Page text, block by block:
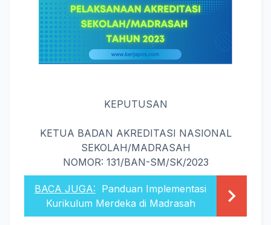
KEPUTUSAN
KETUA BADAN AKREDITASI NASIONAL
SEKOLAH/MADRASAH
NOMOR: 131/BAN-SM/SK/2023
BACA JUGA: Panduan Implementasi
Kurikulum Merdeka di Madrasah